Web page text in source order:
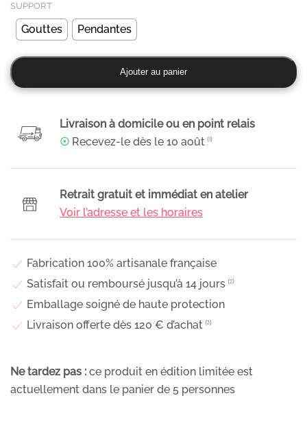
SUPPORT
Gouttes Pendantes
quantité
de
pendantes
fleurs
Ajouter au panier
Livraison à domicile ou en point relais
☉ Recevez-le dès le10 août ⁽¹⁾
Retrait gratuit et immédiat en atelier
Voir l’adresse et les horaires
Fabrication 100% artisanale française
Satisfait ou remboursé jusqu’à 14 jours ⁽²⁾
Emballage soigné de haute protection
Livraison offerte dès 120 € d’achat ⁽³⁾
Ne tardez pas : ce produit en édition limitée est
actuellement dans le panier de 5 personnes